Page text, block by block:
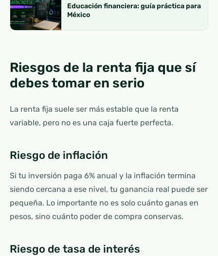
Educación financiera: guía práctica para
México
Riesgos de la renta fija que sí
debes tomar en serio
La renta fija suele ser más estable que la renta
variable, pero no es una caja fuerte perfecta.
Riesgo de inflación
Si tu inversión paga 6% anual y la inflación termina
siendo cercana a ese nivel, tu ganancia real puede ser
pequeña. Lo importante no es solo cuánto ganas en
pesos, sino cuánto poder de compra conservas.
Riesgo de tasa de interés